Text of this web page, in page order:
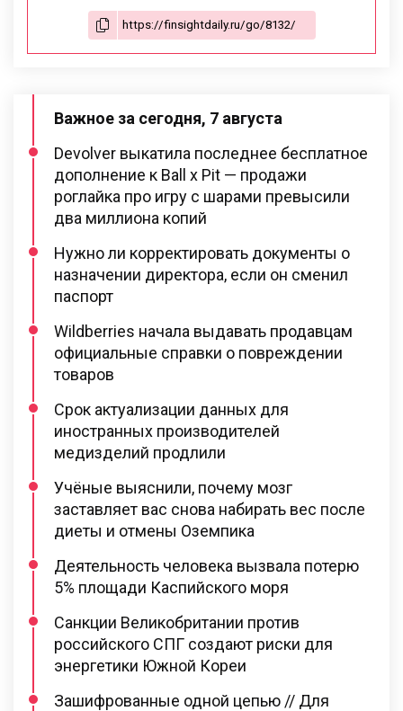
Важное за сегодня, 7 августа
Devolver выкатила последнее бесплатное
дополнение к Ball x Pit — продажи
роглайка про игру с шарами превысили
два миллиона копий
Нужно ли корректировать документы о
назначении директора, если он сменил
паспорт
Wildberries начала выдавать продавцам
официальные справки о повреждении
товаров
Срок актуализации данных для
иностранных производителей
медизделий продлили
Учёные выяснили, почему мозг
заставляет вас снова набирать вес после
диеты и отмены Оземпика
Деятельность человека вызвала потерю
5% площади Каспийского моря
Санкции Великобритании против
российского СПГ создают риски для
энергетики Южной Кореи
Зашифрованные одной цепью // Для